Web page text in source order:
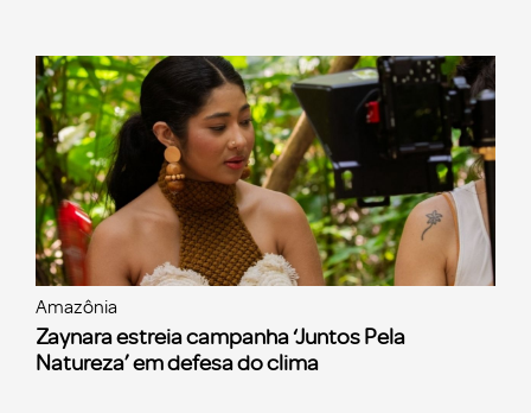
Amazônia
Zaynara estreia campanha ‘Juntos Pela
Natureza’ em defesa do clima